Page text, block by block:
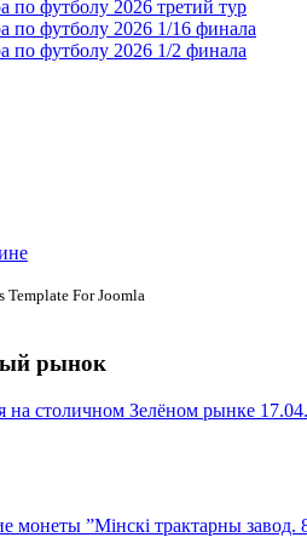
по футболу 2026 третий тур
по футболу 2026 1/16 финала
по футболу 2026 1/2 финала
Template For Joomla
рынок
столичном Зелёном рынке
монеты ”Мінскі трактарны завод.